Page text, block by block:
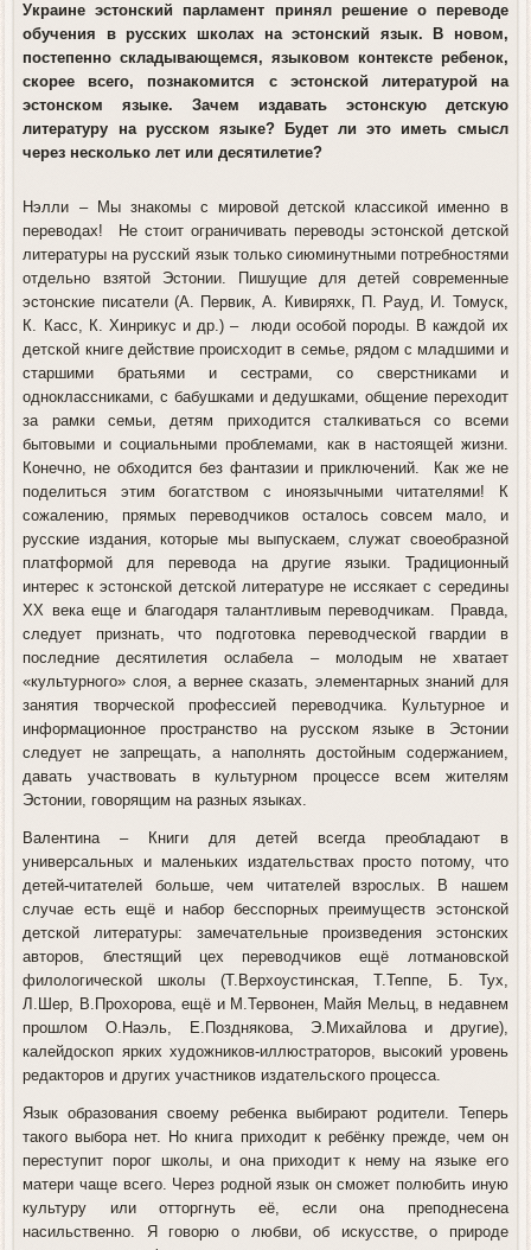
Украине эстонский парламент принял решение о переводе
обучения в русских школах на эстонский язык. В новом,
постепенно складывающемся, языковом контексте ребенок,
скорее всего, познакомится с эстонской литературой на
эстонском языке. Зачем издавать эстонскую детскую
литературу на русском языке? Будет ли это иметь смысл
через несколько лет или десятилетие?
Нэлли – Мы знакомы с мировой детской классикой именно в
переводах! Не стоит ограничивать переводы эстонской детской
литературы на русский язык только сиюминутными потребностями
отдельно взятой Эстонии. Пишущие для детей современные
эстонские писатели (А. Первик, А. Кивиряхк, П. Рауд, И. Томуск,
К. Касс, К. Хинрикус и др.) – люди особой породы. В каждой их
детской книге действие происходит в семье, рядом с младшими и
старшими братьями и сестрами, со сверстниками и
одноклассниками, с бабушками и дедушками, общение переходит
за рамки семьи, детям приходится сталкиваться со всеми
бытовыми и социальными проблемами, как в настоящей жизни.
Конечно, не обходится без фантазии и приключений. Как же не
поделиться этим богатством с иноязычными читателями! К
сожалению, прямых переводчиков осталось совсем мало, и
русские издания, которые мы выпускаем, служат своеобразной
платформой для перевода на другие языки. Традиционный
интерес к эстонской детской литературе не иссякает с середины
ХХ века еще и благодаря талантливым переводчикам. Правда,
следует признать, что подготовка переводческой гвардии в
последние десятилетия ослабела – молодым не хватает
«культурного» слоя, а вернее сказать, элементарных знаний для
занятия творческой профессией переводчика. Культурное и
информационное пространство на русском языке в Эстонии
следует не запрещать, а наполнять достойным содержанием,
давать участвовать в культурном процессе всем жителям
Эстонии, говорящим на разных языках.
Валентина– Книги для детей всегда преобладают в
универсальных и маленьких издательствах просто потому, что
детей-читателей больше, чем читателей взрослых. В нашем
случае есть ещё и набор бесспорных преимуществ эстонской
детской литературы: замечательные произведения эстонских
авторов, блестящий цех переводчиков ещё лотмановской
филологической школы (Т.Верхоустинская, Т.Теппе, Б. Тух,
Л.Шер, В.Прохорова, ещё и М.Тервонен, Майя Мельц, в недавнем
прошлом О.Наэль, Е.Позднякова, Э.Михайлова и другие),
калейдоскоп ярких художников-иллюстраторов, высокий уровень
редакторов и других участников издательского процесса.
Язык образования своему ребенка выбирают родители. Теперь
такого выбора нет. Но книга приходит к ребёнку прежде, чем он
переступит порог школы, и она приходит к нему на языке его
матери чаще всего. Через родной язык он сможет полюбить иную
культуру или отторгнуть её, если она преподнесена
насильственно. Я говорю о любви, об искусстве, о природе